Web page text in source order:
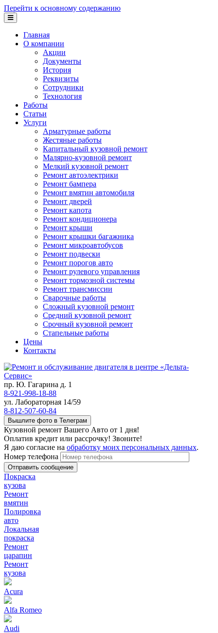
Перейти к основному содержанию
Главная
О компании
Акции
Документы
История
Реквизиты
Сотрудники
Технология
Работы
Статьи
Услуги
Арматурные работы
Жестяные работы
Капитальный кузовной ремонт
Малярно-кузовной ремонт
Мелкий кузовной ремонт
Ремонт автоэлектрики
Ремонт бампера
Ремонт вмятин автомобиля
Ремонт дверей
Ремонт капота
Ремонт кондиционера
Ремонт крыши
Ремонт крышки багажника
Ремонт микроавтобусов
Ремонт подвески
Ремонт порогов авто
Ремонт рулевого управления
Ремонт тормозной системы
Ремонт трансмиссии
Сварочные работы
Сложный кузовной ремонт
Средний кузовной ремонт
Срочный кузовной ремонт
Стапельные работы
Цены
Контакты
пр. Ю. Гагарина д. 1
8-921-998-18-88
ул. Лабораторная 14/59
8-812-507-60-84
Вышлите фото в Телеграм
Кузовной ремонт Вашего Авто от 1 дня!
Оплатив кредит или рассрочку! Звоните!
Я даю согласие на обработку моих персональных данных.
Номер телефона
Покраска
кузова
Ремонт
вмятин
Полировка
авто
Локальная
покраска
Ремонт
царапин
Ремонт
кузова
Acura
Alfa Romeo
Audi